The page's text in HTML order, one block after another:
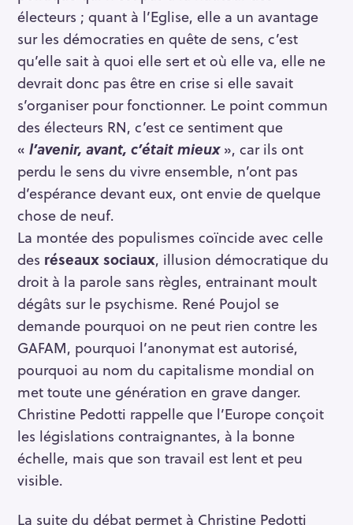
électeurs ; quant à l’Eglise, elle a un avantage
sur les démocraties en quête de sens, c’est
qu’elle sait à quoi elle sert et où elle va, elle ne
devrait donc pas être en crise si elle savait
s’organiser pour fonctionner. Le point commun
des électeurs RN, c’est ce sentiment que
« l’avenir, avant, c’était mieux», car ils ont
perdu le sens du vivre ensemble, n’ont pas
d’espérance devant eux, ont envie de quelque
chose de neuf.
La montée des populismes coïncide avec celle
des réseaux sociaux, illusion démocratique du
droit à la parole sans règles, entrainant moult
dégâts sur le psychisme. René Poujol se
demande pourquoi on ne peut rien contre les
GAFAM, pourquoi l’anonymat est autorisé,
pourquoi au nom du capitalisme mondial on
met toute une génération en grave danger.
Christine Pedotti rappelle que l’Europe conçoit
les législations contraignantes, à la bonne
échelle, mais que son travail est lent et peu
visible.
La suite du débat permet à Christine Pedotti